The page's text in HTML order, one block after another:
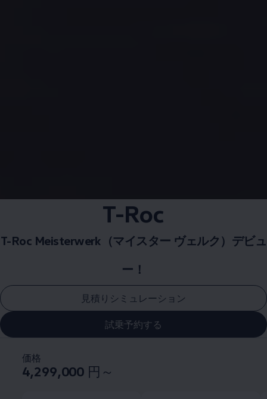
T-Roc
T-Roc Meisterwerk（マイスター ヴェルク）デビュ
ー！
見積りシミュレーション
試乗予約する
価格
4,299,000 円～